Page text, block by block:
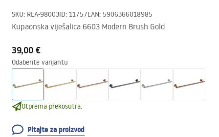
SKU: REA-98003ID: 11757EAN: 5906366018985
Kupaonska viješalica 6603 Modern Brush Gold
39,00 €
Odaberite varijantu
Otprema prekosutra.
Pitajte za proizvod